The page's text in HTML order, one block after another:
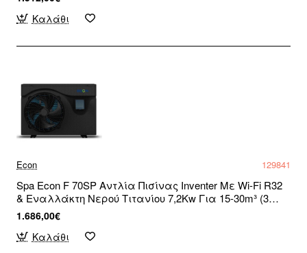
Καλάθι
Econ 129841
Spa Econ F 70SP Αντλία Πισίνας Inventer Με Wi-Fi R32
& Εναλλάκτη Νερού Τιτανίου 7,2Kw Για 15-30m³ (3
άτοκες δόσεις)
1.686,00€
Καλάθι